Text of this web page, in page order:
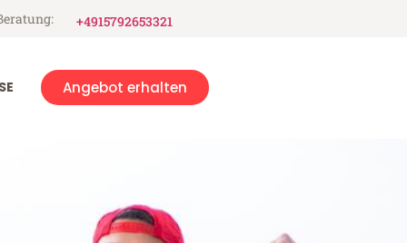
+4915792653321
Angebot erhalten